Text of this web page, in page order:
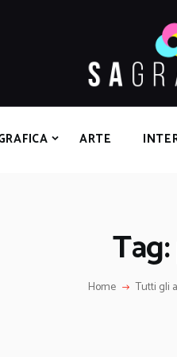
ARTE
Home Tutti gli
DESIGN